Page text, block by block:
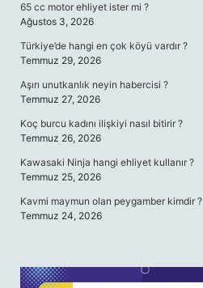
65 cc motor ehliyet ister mi ?
Ağustos 3, 2026
Türkiye’de hangi en çok köyü vardır ?
Temmuz 29, 2026
Aşırı unutkanlık neyin habercisi ?
Temmuz 27, 2026
Koç burcu kadını ilişkiyi nasıl bitirir ?
Temmuz 26, 2026
Kawasaki Ninja hangi ehliyet kullanır ?
Temmuz 25, 2026
Kavmi maymun olan peygamber kimdir ?
Temmuz 24, 2026